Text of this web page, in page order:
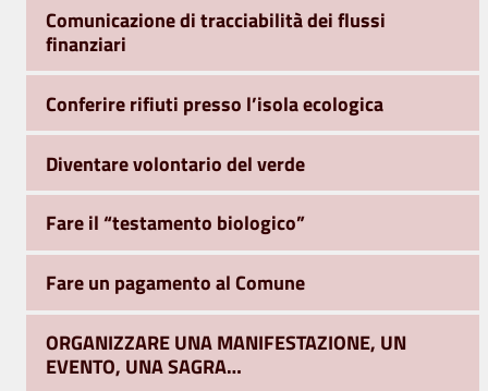
Comunicazione di tracciabilità dei flussi
finanziari
Conferire rifiuti presso l’isola ecologica
Diventare volontario del verde
Fare il “testamento biologico”
Fare un pagamento al Comune
ORGANIZZARE UNA MANIFESTAZIONE, UN
EVENTO, UNA SAGRA…